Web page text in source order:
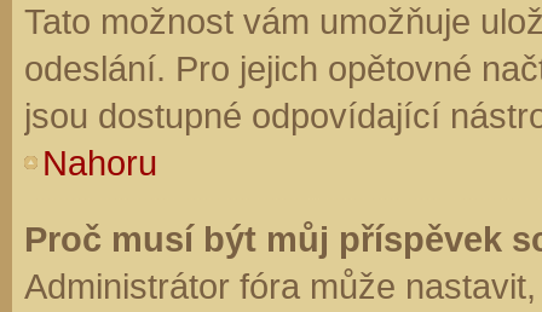
Tato možnost vám umožňuje
odeslání. Pro jejich opětovné
jsou dostupné odpovídající
Nahoru
Proč musí být můj příspěvek
Administrátor fóra může